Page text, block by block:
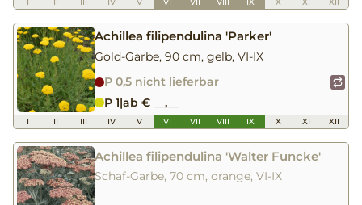
Achillea filipendulina 'Parker'
Gold-Garbe, 90 cm, gelb, VI-IX
P 0,5 nicht lieferbar
P 1|ab € __,__
I II III IV V VI VII VIII IX X XI XII
Achillea filipendulina 'Walter Funcke'
Schaf-Garbe, 70 cm, orange, VI-IX